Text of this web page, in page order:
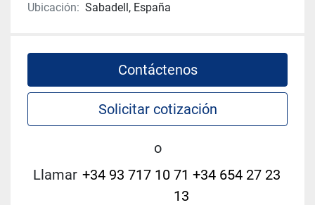
Ubicación: Sabadell, España
Contáctenos
Solicitar cotización
o
Llamar +34 93 717 10 71 +34 654 27 23
13